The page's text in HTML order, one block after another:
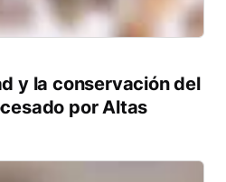
y la conservación del
por Altas